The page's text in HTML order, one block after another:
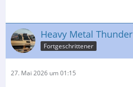
Heavy Metal Thunder
Fortgeschrittener
27. Mai 2026 um 01:15